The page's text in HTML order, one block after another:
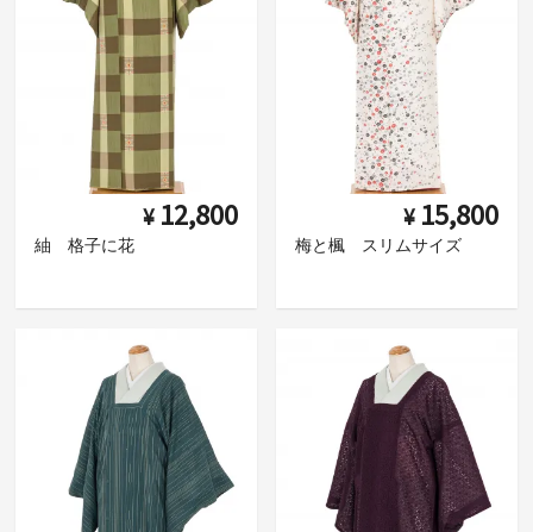
¥ 12,800
紬 格子に花
¥ 15,800
梅と楓 スリムサイズ